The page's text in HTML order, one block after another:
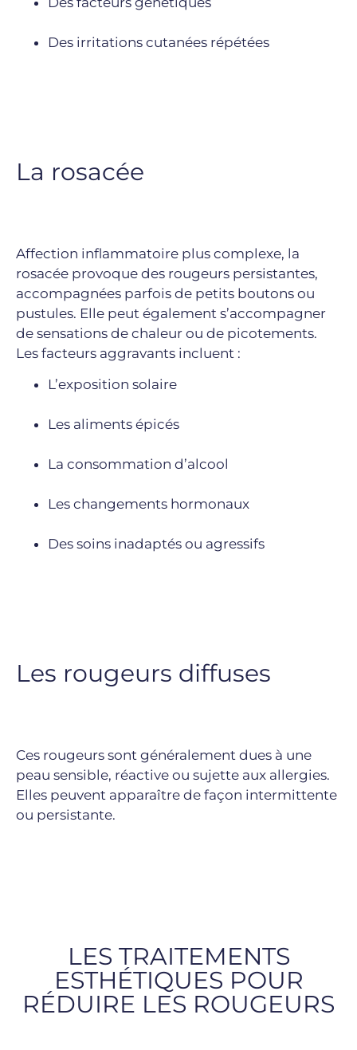
Des irritations cutanées répétées
La rosacée
Affection inflammatoire plus complexe, la
rosacée provoque des rougeurs persistantes,
accompagnées parfois de petits boutons ou
pustules. Elle peut également s’accompagner
de sensations de chaleur ou de picotements.
Les facteurs aggravants incluent :
L’exposition solaire
Les aliments épicés
La consommation d’alcool
Les changements hormonaux
Des soins inadaptés ou agressifs
Les rougeurs diffuses
Ces rougeurs sont généralement dues à une
peau sensible, réactive ou sujette aux allergies.
Elles peuvent apparaître de façon intermittente
ou persistante.
LES TRAITEMENTS
ESTHÉTIQUES POUR
RÉDUIRE LES ROUGEURS